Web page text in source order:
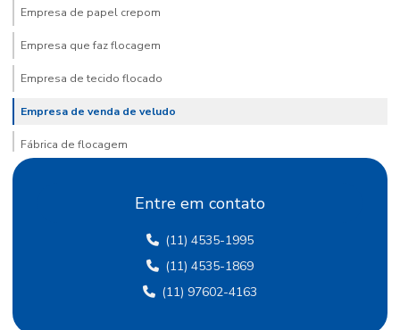
Empresa de papel crepom
Empresa que faz flocagem
Empresa de tecido flocado
Empresa de venda de veludo
Fábrica de flocagem
Fábrica de papel crepom em sp
Fábrica de papel de seda sp
Entre em contato
(11) 4535-1995
(11) 4535-1869
(11) 97602-4163